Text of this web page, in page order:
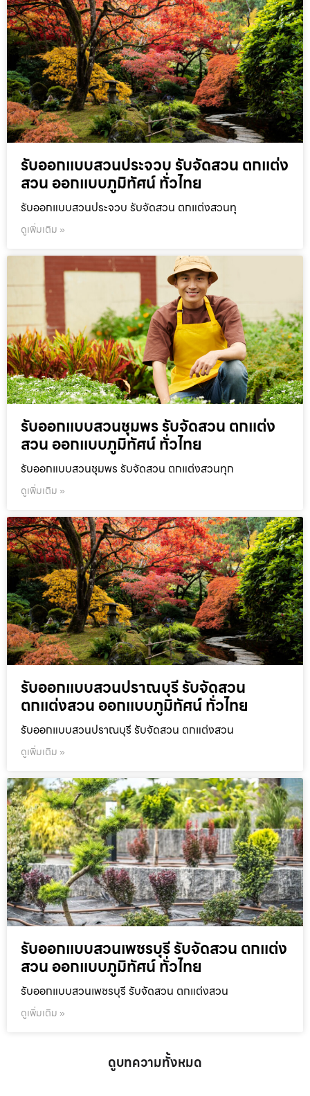
รับออกแบบสวนประจวบ รับจัดสวน ตกแต่ง
สวน ออกแบบภูมิทัศน์ ทั่วไทย
รับออกแบบสวนประจวบ รับจัดสวน ตกแต่งสวนทุ
ดูเพิ่มเติม »
รับออกแบบสวนชุมพร รับจัดสวน ตกแต่ง
สวน ออกแบบภูมิทัศน์ ทั่วไทย
รับออกแบบสวนชุมพร รับจัดสวน ตกแต่งสวนทุก
ดูเพิ่มเติม »
รับออกแบบสวนปราณบุรี รับจัดสวน
ตกแต่งสวน ออกแบบภูมิทัศน์ ทั่วไทย
รับออกแบบสวนปราณบุรี รับจัดสวน ตกแต่งสวน
ดูเพิ่มเติม »
รับออกแบบสวนเพชรบุรี รับจัดสวน ตกแต่ง
สวน ออกแบบภูมิทัศน์ ทั่วไทย
รับออกแบบสวนเพชรบุรี รับจัดสวน ตกแต่งสวน
ดูเพิ่มเติม »
ดูบทความทั้งหมด